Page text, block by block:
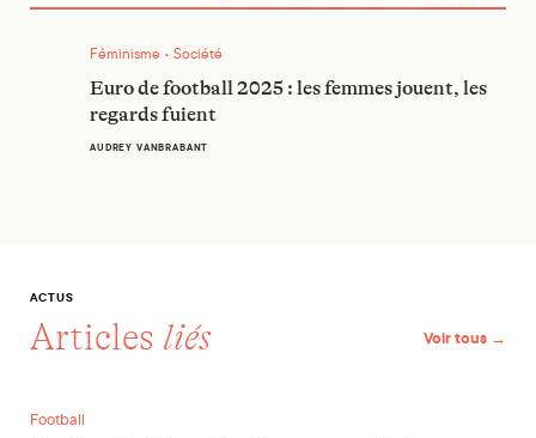
Féminisme • Société
Euro de football 2025 : les femmes jouent, les
regards fuient
AUDREY VANBRABANT
ACTUS
Articles liés Voir tous →
Le football capitaliste peut-il être réformé ?
Football